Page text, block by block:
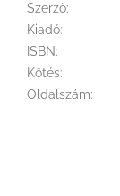
Szerző:
Kiadó:
ISBN:
Kötés:
Oldalszám: